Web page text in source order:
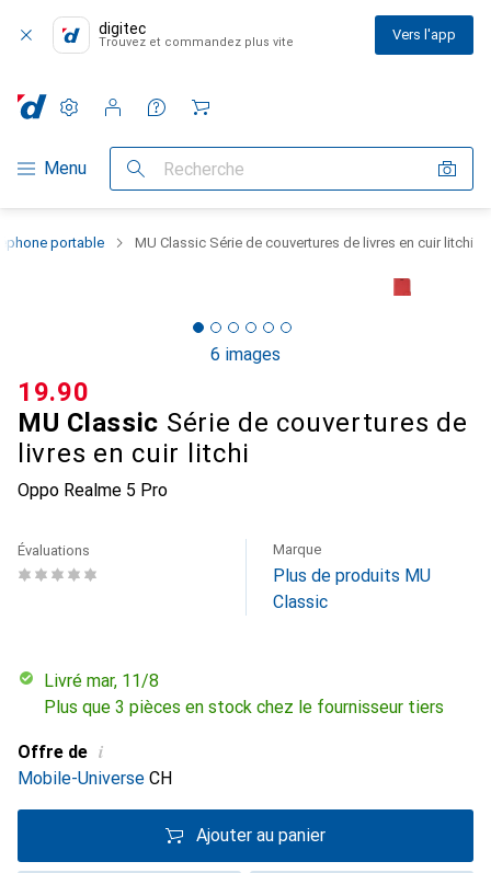
digitec
Trouvez et commandez plus vite Vers l'app
Navigation par catégorie
Menu Recherche
Paramètres
Compte client
Listes de comparaison
Listes d'envies
Panier
portable MU Classic Série de couvertures de livres en cuir litchi
6 images
MU Classic Série de couvertures de
livres en cuir litchi
Oppo Realme 5 Pro
CHF
19.90
Évaluations Marque
Plus de produits MU
Classic
Livré mar, 11/8
Plus que 3 pièces en stock chez le fournisseur tiers
Offre de i
Mobile-Universe CH
Ajouter au panier